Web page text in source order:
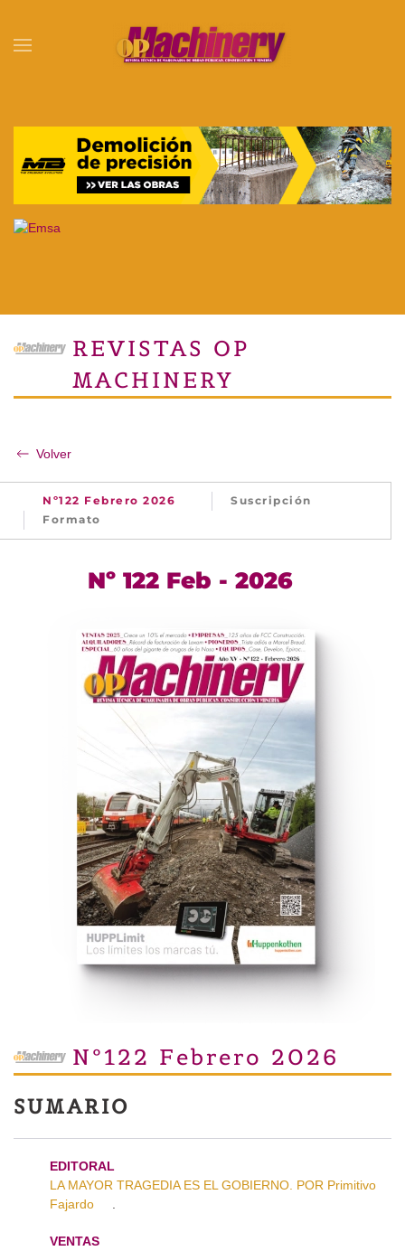
Skip to main content
REVISTAS OP
MACHINERY
Volver
Nº122 Febrero 2026
Suscripción
Formato
Nº122 Febrero 2026
SUMARIO
EDITORAL
LA MAYOR TRAGEDIA ES EL GOBIERNO. POR Primitivo
Fajardo
VENTAS